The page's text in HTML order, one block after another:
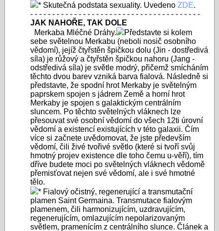
* Skutečná podstata sexuality. Uvedeno ZDE.
- - - - - - - - - - - - - - - - - - - - - - - - - - - - - - - - - - - - - - -
JAK NAHOŘE, TAK DOLE
Merkaba Mléčné Dráhy.
Představte si kolem
sebe světelnou Merkabu (neboli nosič osobního
vědomí), jejíž čtyřstěn špičkou dolu (Jin - dostředivá
síla) je růžový a čtyřstěn špičkou nahoru (Jang -
odstředivá síla) je světle modrý, přičemž smícháním
těchto dvou barev vzniká barva fialová. Následně si
představte, že spodní hrot Merkaby je světelným
paprskem spojen s jádrem Země a horní hrot
Merkaby je spojen s galaktickým centrálním
sluncem. Po těchto světelných vláknech lze
přesouvat své osobní vědomí do všech 12ti úrovní
vědomí a existencí existujících v této galaxii. Čím
více si začnete uvědomovat, že jste především
vědomí, čili živé tvořivé světlo (které si tvoří svůj
hmotný projev existence dle toho čemu u-věří), tím
dříve budete moci po světelných vláknech vědomě
přemisťovat nejen své vědomí, ale i své hmotné
tělo.
* Fialový očistný, regenerující a transmutační
plamen Saint Germaina. Transmutace fialovým
plamenem, čili harmonizujícím, uzdravujícím,
regenerujícím, omlazujícím nepolarizovaným
světlem, pramenícím z centrálního slunce. Článek a